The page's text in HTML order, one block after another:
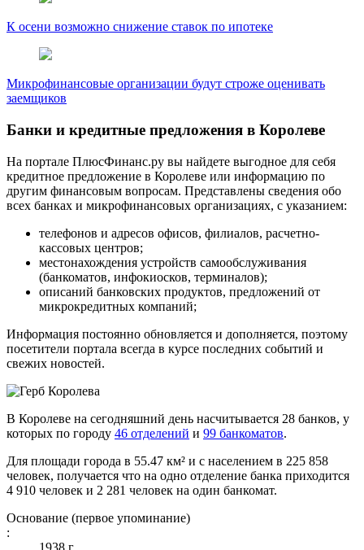
К осени возможно снижение ставок по ипотеке
Микрофинансовые организации будут строже оценивать
заемщиков
Банки и кредитные предложения в Королеве
На портале ПлюсФинанс.ру вы найдете выгодное для себя
кредитное предложение в Королеве или информацию по
другим финансовым вопросам. Представлены сведения обо
всех банках и микрофинансовых организациях, с указанием:
телефонов и адресов офисов, филиалов, расчетно-
кассовых центров;
местонахождения устройств самообслуживания
(банкоматов, инфокиосков, терминалов);
описаний банковских продуктов, предложений от
микрокредитных компаний;
Информация постоянно обновляется и дополняется, поэтому
посетители портала всегда в курсе последних событий и
свежих новостей.
В Королеве на сегодняшний день насчитывается 28 банков, у
которых по городу 46 отделений и 99 банкоматов.
Для площади города в 55.47 км² и с населением в 225 858
человек, получается что на одно отделение банка приходится
4 910 человек и 2 281 человек на один банкомат.
Основание (первое упоминание)
:
1938 г.